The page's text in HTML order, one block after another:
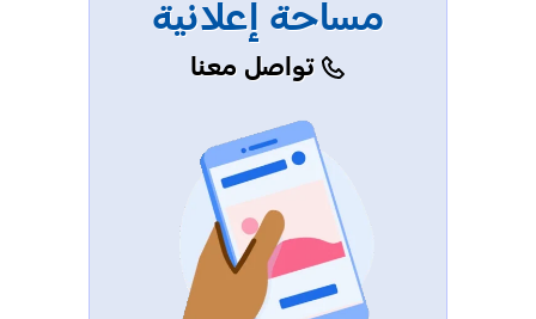
مساحة إعلانية
تواصل معنا